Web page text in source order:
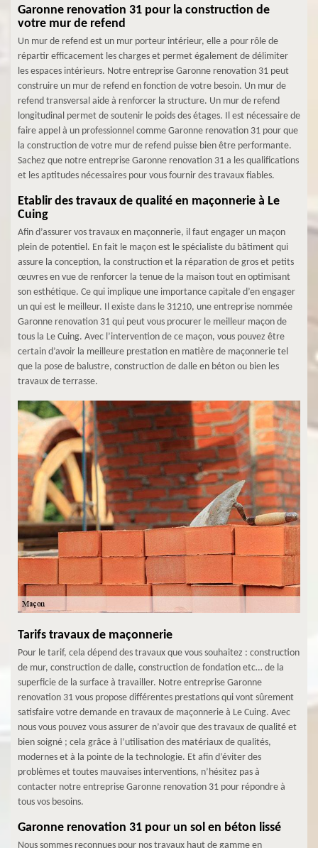
Garonne renovation 31 pour la construction de
votre mur de refend
Un mur de refend est un mur porteur intérieur, elle a pour rôle de
répartir efficacement les charges et permet également de délimiter
les espaces intérieurs. Notre entreprise Garonne renovation 31 peut
construire un mur de refend en fonction de votre besoin. Un mur de
refend transversal aide à renforcer la structure. Un mur de refend
longitudinal permet de soutenir le poids des étages. Il est nécessaire de
faire appel à un professionnel comme Garonne renovation 31 pour que
la construction de votre mur de refend puisse bien être performante.
Sachez que notre entreprise Garonne renovation 31 a les qualifications
et les aptitudes nécessaires pour vous fournir des travaux fiables.
Etablir des travaux de qualité en maçonnerie à Le
Cuing
Afin d’assurer vos travaux en maçonnerie, il faut engager un maçon
plein de potentiel. En fait le maçon est le spécialiste du bâtiment qui
assure la conception, la construction et la réparation de gros et petits
œuvres en vue de renforcer la tenue de la maison tout en optimisant
son esthétique. Ce qui implique une importance capitale d’en engager
un qui est le meilleur. Il existe dans le 31210, une entreprise nommée
Garonne renovation 31 qui peut vous procurer le meilleur maçon de
tous la Le Cuing. Avec l’intervention de ce maçon, vous pouvez être
certain d’avoir la meilleure prestation en matière de maçonnerie tel
que la pose de balustre, construction de dalle en béton ou bien les
travaux de terrasse.
Tarifs travaux de maçonnerie
Pour le tarif, cela dépend des travaux que vous souhaitez : construction
de mur, construction de dalle, construction de fondation etc… de la
superficie de la surface à travailler. Notre entreprise Garonne
renovation 31 vous propose différentes prestations qui vont sûrement
satisfaire votre demande en travaux de maçonnerie à Le Cuing. Avec
nous vous pouvez vous assurer de n’avoir que des travaux de qualité et
bien soigné ; cela grâce à l’utilisation des matériaux de qualités,
modernes et à la pointe de la technologie. Et afin d’éviter des
problèmes et toutes mauvaises interventions, n’hésitez pas à
contacter notre entreprise Garonne renovation 31 pour répondre à
tous vos besoins.
Garonne renovation 31 pour un sol en béton lissé
Nous sommes reconnues pour nos travaux haut de gamme en